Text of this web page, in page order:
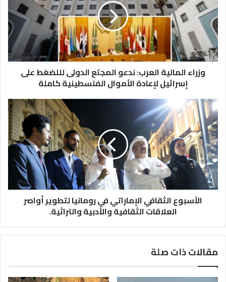
وزراء المالية العرب: ندعو المجتع الدولى لللضغط على
إسرائيل لإعادة الأموال الفلسطينية كاملة
الأسبوع الثقافي الإماراتي في رومانيا لتطوير أواصر
العلاقات الثقافية والأدبية والتراثية.
مقالات ذات صلة